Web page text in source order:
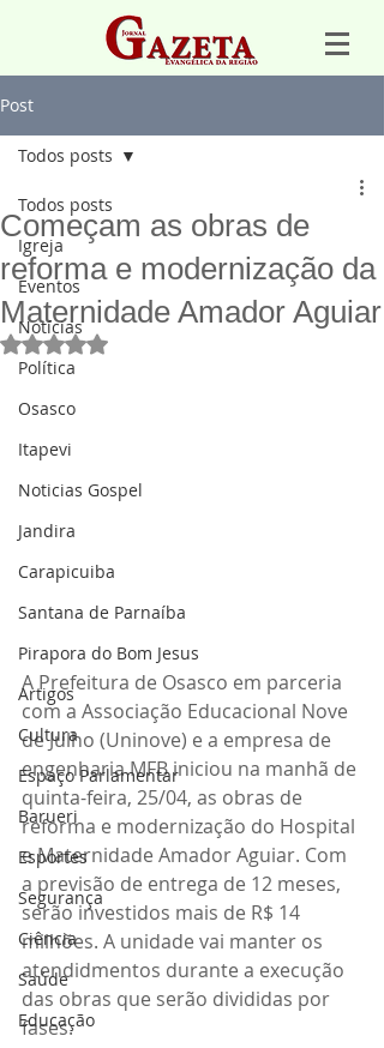
Post
Todos posts
Igreja
Eventos
Notícias
Política
Osasco
Itapevi
Noticias Gospel
Jandira
Carapicuiba
Santana de Parnaíba
Pirapora do Bom Jesus
Artigos
Cultura
Espaço Parlamentar
Barueri
Esportes
Segurança
Ciência
Saúde
Educação
Todos posts
Começam as obras de
reforma e modernização da
Maternidade Amador Aguiar
Avaliado com NaN de 5 estrelas.
A Prefeitura de Osasco em parceria
com a Associação Educacional Nove
de Julho (Uninove) e a empresa de
engenharia MFB iniciou na manhã de
quinta-feira, 25/04, as obras de
reforma e modernização do Hospital
e Maternidade Amador Aguiar. Com
a previsão de entrega de 12 meses,
serão investidos mais de R$ 14
milhões. A unidade vai manter os
atendidmentos durante a execução
das obras que serão divididas por
fases.